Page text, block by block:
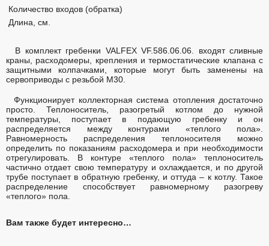
Количество входов (обратка)
Длина, см.
В комплект гребенки VALFEX VF.586.06.06. входят сливные
краны, расходомеры, крепления и термостатические клапана с
защитными колпачками, которые могут быть заменены на
сервоприводы с резьбой М30.
Функционирует коллекторная система отопления достаточно
просто. Теплоноситель, разогретый котлом до нужной
температуры, поступает в подающую гребенку и он
распределяется между контурами «теплого пола».
Равномерность распределения теплоносителя можно
определить по показаниям расходомера и при необходимости
отрегулировать. В контуре «теплого пола» теплоноситель
частично отдает свою температуру и охлаждается, и по другой
трубе поступает в обратную гребенку, и оттуда – к котлу. Такое
распределение способствует равномерному разогреву
«теплого» пола.
Вам также будет интересно…